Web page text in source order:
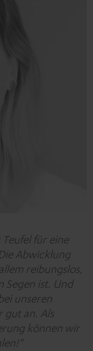
für eine
Abwicklung
reibungslos,
Segen ist. Und
unseren
gut an. Als
können wir